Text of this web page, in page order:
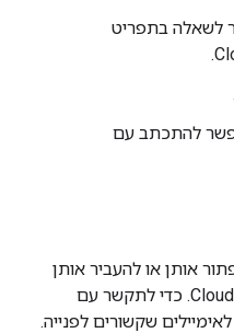
לשאלה בתפריט
להתכתב עם
אותן או להעביר אותן
לטיפול ברמה גבוהה יותר מ-מסוף Cloud. כדי לתקשר עם
שקשורים לפנייה.